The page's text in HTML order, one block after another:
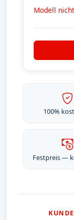
Modell
100%
Festpreis —